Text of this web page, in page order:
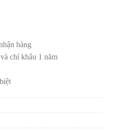
hàng
chỉ khâu 1 năm